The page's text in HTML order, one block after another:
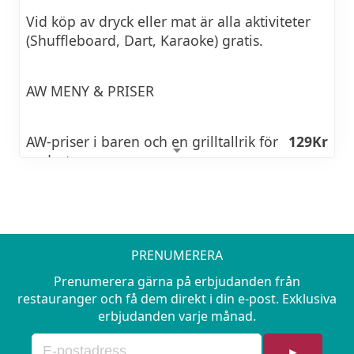
Vid köp av dryck eller mat är alla aktiviteter
(Shuffleboard, Dart, Karaoke) gratis.
AW MENY & PRISER
AW-priser i baren och en grilltallrik för
endast
129Kr
Vitt/Rött/Rosé vin glas 64kr
Carlsberg Alcohol-free 39kr
Cava Alcohol-free 39kr
PRENUMERERA
Prenumerera gärna på erbjudanden från
restauranger och få dem direkt i din e-post. Exklusiva
erbjudanden varje månad.